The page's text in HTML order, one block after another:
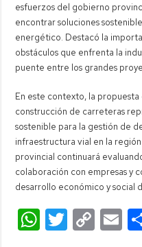
esfuerzos del gobierno
encontrar soluciones
energético. Destacó la
obstáculos que enfrenta la
puente entre los grandes
En este contexto, la
construcción de carreteras
sostenible para la gestión de
infraestructura vial en la
provincial continuará
colaboración con empresas y
desarrollo económico y social
W T C E